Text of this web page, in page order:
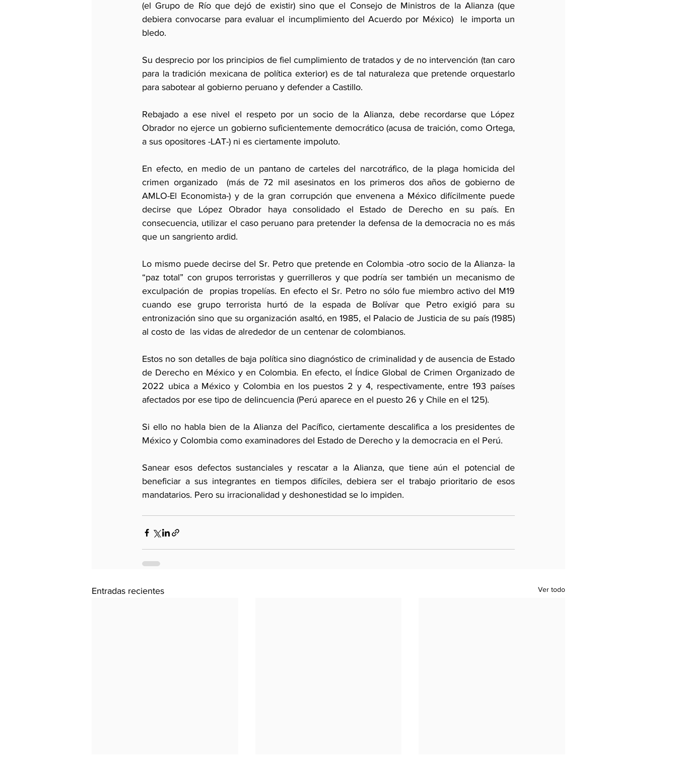
(el Grupo de Río que dejó de existir) sino que el Consejo de Ministros de la Alianza (que
debiera convocarse para evaluar el incumplimiento del Acuerdo por México)  le importa un
bledo.
Su desprecio por los principios de fiel cumplimiento de tratados y de no intervención (tan caro
para la tradición mexicana de política exterior) es de tal naturaleza que pretende orquestarlo
para sabotear al gobierno peruano y defender a Castillo.
Rebajado a ese nivel el respeto por un socio de la Alianza, debe recordarse que López
Obrador no ejerce un gobierno suficientemente democrático (acusa de traición, como Ortega,
a sus opositores -LAT-) ni es ciertamente impoluto.
En efecto, en medio de un pantano de carteles del narcotráfico, de la plaga homicida del
crimen organizado  (más de 72 mil asesinatos en los primeros dos años de gobierno de
AMLO-El Economista-) y de la gran corrupción que envenena a México difícilmente puede
decirse que López Obrador haya consolidado el Estado de Derecho en su país. En
consecuencia, utilizar el caso peruano para pretender la defensa de la democracia no es más
que un sangriento ardid.
Lo mismo puede decirse del Sr. Petro que pretende en Colombia -otro socio de la Alianza- la
“paz total” con grupos terroristas y guerrilleros y que podría ser también un mecanismo de
exculpación de  propias tropelías. En efecto el Sr. Petro no sólo fue miembro activo del M19
cuando ese grupo terrorista hurtó de la espada de Bolívar que Petro exigió para su
entronización sino que su organización asaltó, en 1985, el Palacio de Justicia de su país (1985)
al costo de  las vidas de alrededor de un centenar de colombianos.
Estos no son detalles de baja política sino diagnóstico de criminalidad y de ausencia de Estado
de Derecho en México y en Colombia. En efecto, el Índice Global de Crimen Organizado de
2022 ubica a México y Colombia en los puestos 2 y 4, respectivamente, entre 193 países
afectados por ese tipo de delincuencia (Perú aparece en el puesto 26 y Chile en el 125).
Si ello no habla bien de la Alianza del Pacífico, ciertamente descalifica a los presidentes de
México y Colombia como examinadores del Estado de Derecho y la democracia en el Perú.
Sanear esos defectos sustanciales y rescatar a la Alianza, que tiene aún el potencial de
beneficiar a sus integrantes en tiempos difíciles, debiera ser el trabajo prioritario de esos
mandatarios. Pero su irracionalidad y deshonestidad se lo impiden.
Entradas recientes Ver todo